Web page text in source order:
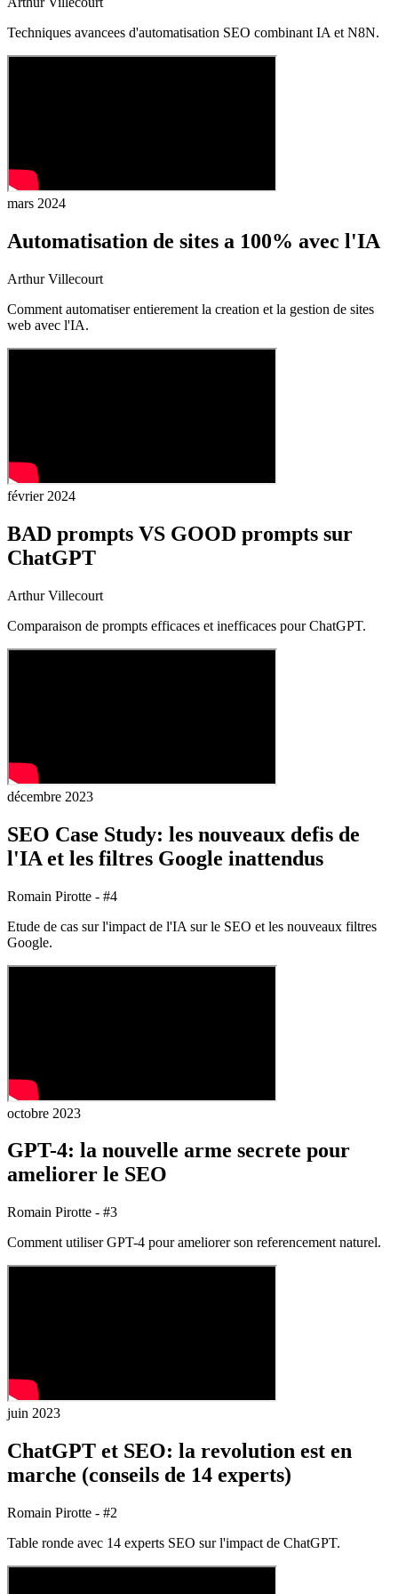
Techniques avancees d'automatisation SEO combinant IA et N8N.
mars 2024
Automatisation de sites a 100% avec l'IA
Arthur Villecourt
Comment automatiser entierement la creation et la gestion de sites
web avec l'IA.
février 2024
BAD prompts VS GOOD prompts sur
ChatGPT
Arthur Villecourt
Comparaison de prompts efficaces et inefficaces pour ChatGPT.
décembre 2023
SEO Case Study: les nouveaux defis de
l'IA et les filtres Google inattendus
Romain Pirotte - #4
Etude de cas sur l'impact de l'IA sur le SEO et les nouveaux filtres
Google.
octobre 2023
GPT-4: la nouvelle arme secrete pour
ameliorer le SEO
Romain Pirotte - #3
Comment utiliser GPT-4 pour ameliorer son referencement naturel.
juin 2023
ChatGPT et SEO: la revolution est en
marche (conseils de 14 experts)
Romain Pirotte - #2
Table ronde avec 14 experts SEO sur l'impact de ChatGPT.